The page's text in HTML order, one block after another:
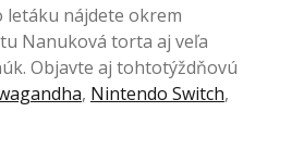
letáku nájdete okrem
Nanuková torta aj veľa
Objavte aj tohtotýždňovú
, Nintendo Switch,